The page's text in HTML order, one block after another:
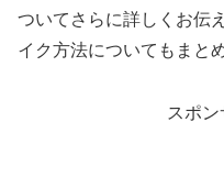
ついてさらに詳しくお伝
イク方法についてもまと
スポン